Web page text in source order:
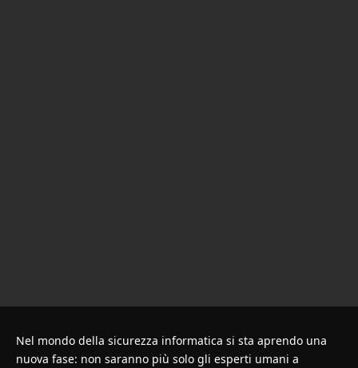
Nel mondo della sicurezza informatica si sta aprendo una
nuova fase: non saranno più solo gli esperti umani a